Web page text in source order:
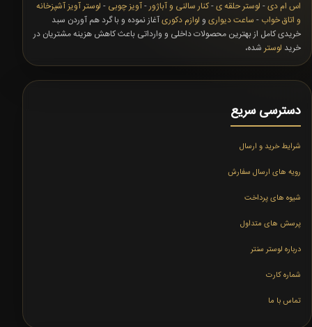
اس ام دی- لوستر حلقه ی-کنار سالنی و آباژور-آویز چوبی - لوستر آویز آشپزخانه
و اتاق خواب - ساعت دیواری و لوازم دکوریآغاز نموده و با گرد هم آوردن سبد
خریدی کامل از بهترین محصولات داخلی و وارداتی باعث کاهش هزینه مشتریان در
خرید لوستر شده،
دسترسی سریع
شرایط خرید و ارسال
رویه های ارسال سفارش
شیوه های پرداخت
پرسش های متداول
درباره لوستر سنتر
شماره کارت
تماس با ما